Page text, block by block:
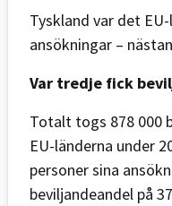
Tyskland var det
ansökningar –
Var tredje fick
Totalt togs 878 000
EU-länderna under
personer sina
beviljandeandel på